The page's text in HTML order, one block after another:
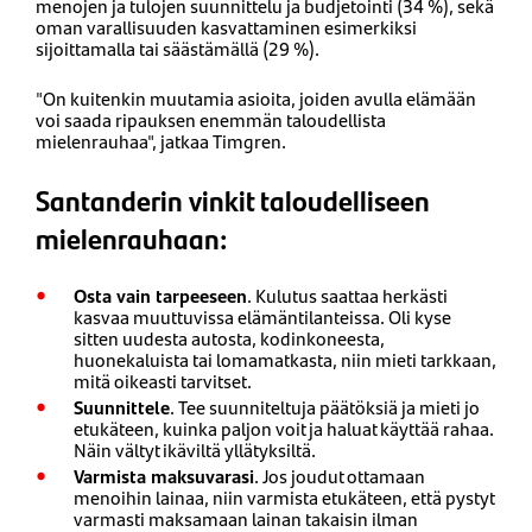
oman varallisuuden kasvattaminen esimerkiksi
sijoittamalla tai säästämällä (29 %).
"On kuitenkin muutamia asioita, joiden avulla elämään
voi saada ripauksen enemmän taloudellista
mielenrauhaa"​, jatkaa Timgren.
Santanderin vinkit taloudelliseen
mielenrauhaan:
Osta vain tarpeeseen. Kulutus saattaa herkästi
kasvaa muuttuvissa elämäntilanteissa. Oli kyse
sitten uudesta autosta, kodinkoneesta,
huonekaluista tai lomamatkasta, niin mieti tarkkaan,
mitä oikeasti tarvitset.
Suunnittele. Tee suunniteltuja päätöksiä ja mieti jo
etukäteen, kuinka paljon voit ja haluat käyttää rahaa.
Näin vältyt ikäviltä yllätyksiltä.
Varmista maksuvarasi. Jos joudut ottamaan
menoihin lainaa, niin varmista etukäteen, että pystyt
varmasti maksamaan lainan takaisin ilman